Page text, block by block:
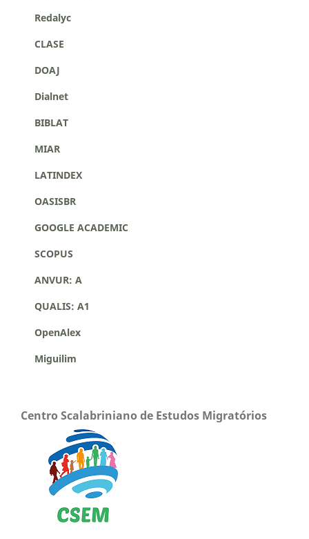
Redalyc
CLASE
DOAJ
Dialnet
BIBLAT
MIAR
LATINDEX
OASISBR
GOOGLE ACADEMIC
SCOPUS
ANVUR: A
QUALIS: A1
OpenAlex
Miguilim
Centro Scalabriniano de Estudos Migratórios